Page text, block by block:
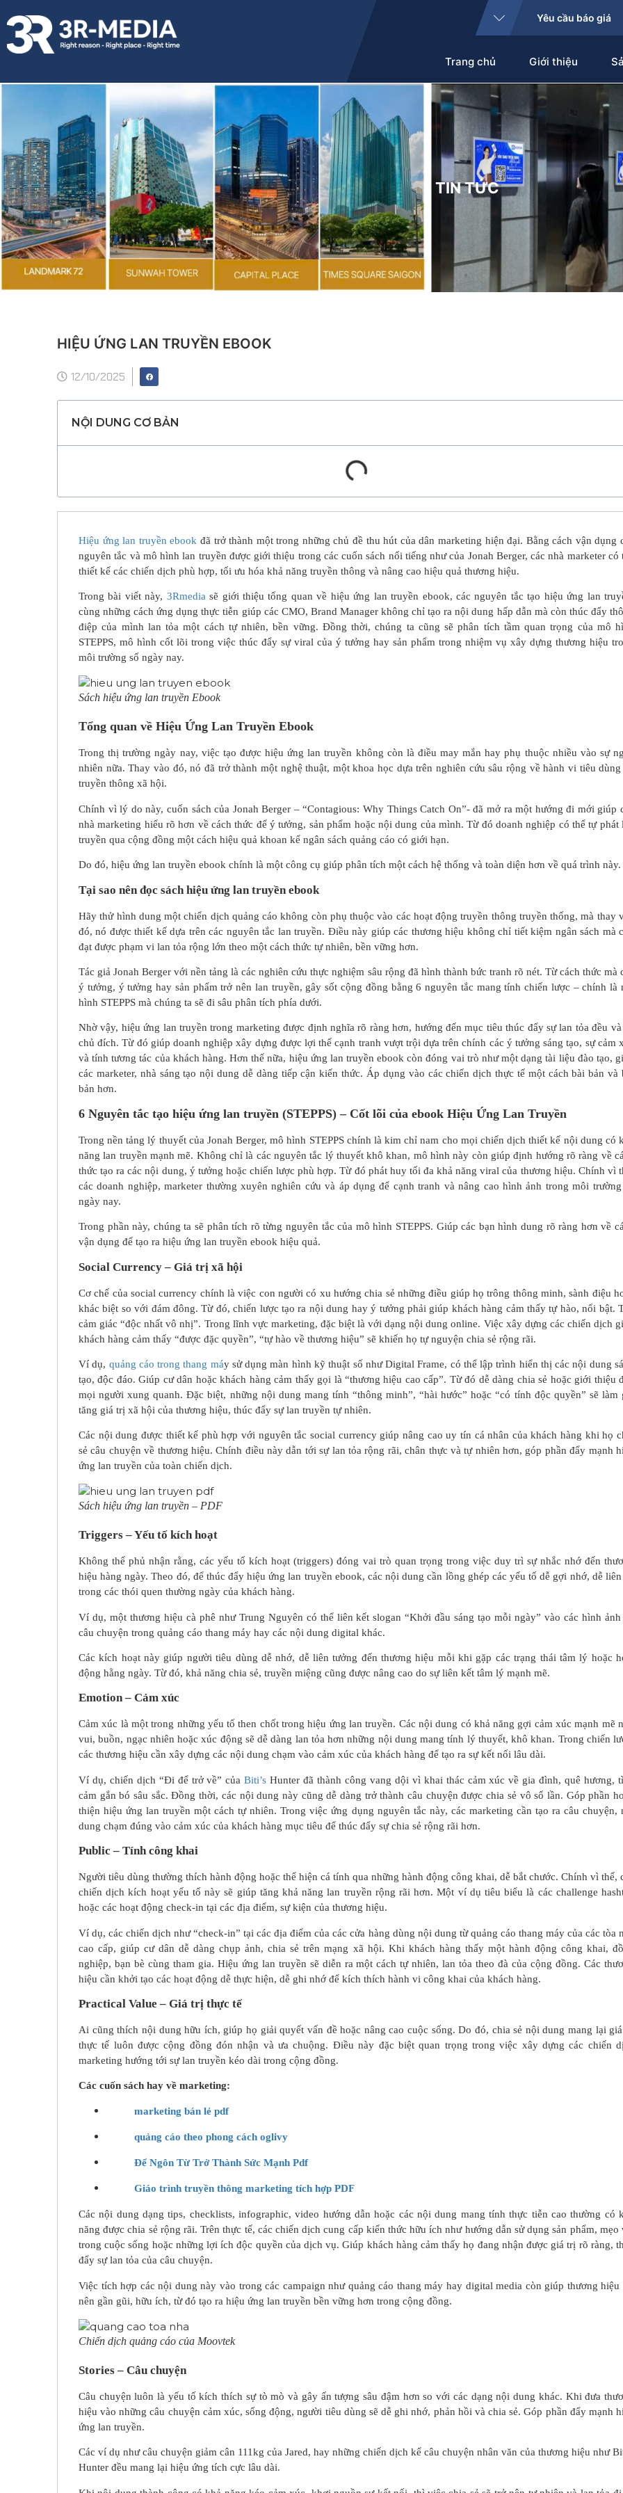
Yêu cầu báo giá
Trang chủ Giới thiệu
TIN TỨC
HIỆU ỨNG LAN TRUYỀN EBOOK
12/10/2025
NỘI DUNG CƠ BẢN
Hiệu ứng lan truyền ebook đã trở thành một trong những chủ đề thu hút của dân marketing hiện đại. Bằng cách vận dụng
nguyên tắc và mô hình lan truyền được giới thiệu trong các cuốn sách nổi tiếng như của Jonah Berger, các nhà marketer có
thiết kế các chiến dịch phù hợp, tối ưu hóa khả năng truyền thông và nâng cao hiệu quả thương hiệu.
Trong bài viết này, 3Rmediasẽ giới thiệu tổng quan về hiệu ứng lan truyền ebook, các nguyên tắc tạo hiệu ứng lan
cùng những cách ứng dụng thực tiễn giúp các CMO, Brand Manager không chỉ tạo ra nội dung hấp dẫn mà còn thúc đẩy
điệp của mình lan tỏa một cách tự nhiên, bền vững. Đồng thời, chúng ta cũng sẽ phân tích tầm quan trọng của mô
STEPPS, mô hình cốt lõi trong việc thúc đẩy sự viral của ý tưởng hay sản phẩm trong nhiệm vụ xây dựng thương hiệu
môi trường số ngày nay.
Sách hiệu ứng lan truyền Ebook
Tổng quan về Hiệu Ứng Lan Truyền Ebook
Trong thị trường ngày nay, việc tạo được hiệu ứng lan truyền không còn là điều may mắn hay phụ thuộc nhiều vào sự
nhiên nữa. Thay vào đó, nó đã trở thành một nghệ thuật, một khoa học dựa trên nghiên cứu sâu rộng về hành vi tiêu
truyền thông xã hội.
Chính vì lý do này, cuốn sách của Jonah Berger – “Contagious: Why Things Catch On”- đã mở ra một hướng đi mới giúp
nhà marketing hiểu rõ hơn về cách thức để ý tưởng, sản phẩm hoặc nội dung của mình. Từ đó doanh nghiệp có thể tự phát
truyền qua cộng đồng một cách hiệu quả khoan kể ngân sách quảng cáo có giới hạn.
Do đó, hiệu ứng lan truyền ebook chính là một công cụ giúp phân tích một cách hệ thống và toàn diện hơn về quá trình này.
Tại sao nên đọc sách hiệu ứng lan truyền ebook
Hãy thử hình dung một chiến dịch quảng cáo không còn phụ thuộc vào các hoạt động truyền thông truyền thống, mà thay
đó, nó được thiết kế dựa trên các nguyên tắc lan truyền. Điều này giúp các thương hiệu không chỉ tiết kiệm ngân sách mà
đạt được phạm vi lan tỏa rộng lớn theo một cách thức tự nhiên, bền vững hơn.
Tác giả Jonah Berger với nền tảng là các nghiên cứu thực nghiệm sâu rộng đã hình thành bức tranh rõ nét. Từ cách thức mà
ý tưởng, ý tưởng hay sản phẩm trở nên lan truyền, gây sốt cộng đồng bằng 6 nguyên tắc mang tính chiến lược – chính là
hình STEPPS mà chúng ta sẽ đi sâu phân tích phía dưới.
Nhờ vậy, hiệu ứng lan truyền trong marketing được định nghĩa rõ ràng hơn, hướng đến mục tiêu thúc đẩy sự lan tỏa đều và
chủ đích. Từ đó giúp doanh nghiệp xây dựng được lợi thế cạnh tranh vượt trội dựa trên chính các ý tưởng sáng tạo, sự cảm
và tính tương tác của khách hàng. Hơn thế nữa, hiệu ứng lan truyền ebook còn đóng vai trò như một dạng tài liệu đào tạo,
các marketer, nhà sáng tạo nội dung dễ dàng tiếp cận kiến thức. Áp dụng vào các chiến dịch thực tế một cách bài bản và
bản hơn.
6 Nguyên tắc tạo hiệu ứng lan truyền (STEPPS) – Cốt lõi của ebook Hiệu Ứng Lan Truyền
Trong nền tảng lý thuyết của Jonah Berger, mô hình STEPPS chính là kim chỉ nam cho mọi chiến dịch thiết kế nội dung có
năng lan truyền mạnh mẽ. Không chỉ là các nguyên tắc lý thuyết khô khan, mô hình này còn giúp định hướng rõ ràng về
thức tạo ra các nội dung, ý tưởng hoặc chiến lược phù hợp. Từ đó phát huy tối đa khả năng viral của thương hiệu. Chính vì
các doanh nghiệp, marketer thường xuyên nghiên cứu và áp dụng để cạnh tranh và nâng cao hình ảnh trong môi trường
ngày nay.
Trong phần này, chúng ta sẽ phân tích rõ từng nguyên tắc của mô hình STEPPS. Giúp các bạn hình dung rõ ràng hơn về
vận dụng để tạo ra hiệu ứng lan truyền ebook hiệu quả.
Social Currency – Giá trị xã hội
Cơ chế của social currency chính là việc con người có xu hướng chia sẻ những điều giúp họ trông thông minh, sành điệu
khác biệt so với đám đông. Từ đó, chiến lược tạo ra nội dung hay ý tưởng phải giúp khách hàng cảm thấy tự hào, nổi bật.
cảm giác “độc nhất vô nhị”. Trong lĩnh vực marketing, đặc biệt là với dạng nội dung online. Việc xây dựng các chiến dịch
khách hàng cảm thấy “được đặc quyền”, “tự hào về thương hiệu” sẽ khiến họ tự nguyện chia sẻ rộng rãi.
Ví dụ, quảng cáo trong thang máy sử dụng màn hình kỹ thuật số như Digital Frame, có thể lập trình hiển thị các nội dung
tạo, độc đáo. Giúp cư dân hoặc khách hàng cảm thấy gọi là “thương hiệu cao cấp”. Từ đó dễ dàng chia sẻ hoặc giới thiệu
mọi người xung quanh. Đặc biệt, những nội dung mang tính “thông minh”, “hài hước” hoặc “có tính độc quyền” sẽ làm
tăng giá trị xã hội của thương hiệu, thúc đẩy sự lan truyền tự nhiên.
Các nội dung được thiết kế phù hợp với nguyên tắc social currency giúp nâng cao uy tín cá nhân của khách hàng khi họ
sẻ câu chuyện về thương hiệu. Chính điều này dẫn tới sự lan tỏa rộng rãi, chân thực và tự nhiên hơn, góp phần đẩy mạnh
ứng lan truyền của toàn chiến dịch.
Sách hiệu ứng lan truyền – PDF
Triggers – Yếu tố kích hoạt
Không thể phủ nhận rằng, các yếu tố kích hoạt (triggers) đóng vai trò quan trọng trong việc duy trì sự nhắc nhớ đến
hiệu hàng ngày. Theo đó, để thúc đẩy hiệu ứng lan truyền ebook, các nội dung cần lồng ghép các yếu tố dễ gợi nhớ, dễ liên
trong các thói quen thường ngày của khách hàng.
Ví dụ, một thương hiệu cà phê như Trung Nguyên có thể liên kết slogan “Khởi đầu sáng tạo mỗi ngày” vào các hình ảnh
câu chuyện trong quảng cáo thang máy hay các nội dung digital khác.
Các kích hoạt này giúp người tiêu dùng dễ nhớ, dễ liên tưởng đến thương hiệu mỗi khi gặp các trạng thái tâm lý hoặc
động hằng ngày. Từ đó, khả năng chia sẻ, truyền miệng cũng được nâng cao do sự liên kết tâm lý mạnh mẽ.
Emotion – Cảm xúc
Cảm xúc là một trong những yếu tố then chốt trong hiệu ứng lan truyền. Các nội dung có khả năng gợi cảm xúc mạnh mẽ
vui, buồn, ngạc nhiên hoặc xúc động sẽ dễ dàng lan tỏa hơn những nội dung mang tính lý thuyết, khô khan. Trong chiến
các thương hiệu cần xây dựng các nội dung chạm vào cảm xúc của khách hàng để tạo ra sự kết nối lâu dài.
Ví dụ, chiến dịch “Đi để trở về” củaBiti’s Hunter đã thành công vang dội vì khai thác cảm xúc về gia đình, quê hương,
cảm gắn bó sâu sắc. Đồng thời, các nội dung này cũng dễ dàng trở thành câu chuyện được chia sẻ vô số lần. Góp phần
thiện hiệu ứng lan truyền một cách tự nhiên. Trong việc ứng dụng nguyên tắc này, các marketing cần tạo ra câu chuyện,
dung chạm đúng vào cảm xúc của khách hàng mục tiêu để thúc đẩy sự chia sẻ rộng rãi hơn.
Public – Tính công khai
Người tiêu dùng thường thích hành động hoặc thể hiện cá tính qua những hành động công khai, dễ bắt chước. Chính vì thế,
chiến dịch kích hoạt yếu tố này sẽ giúp tăng khả năng lan truyền rộng rãi hơn. Một ví dụ tiêu biểu là các challenge
hoặc các hoạt động check-in tại các địa điểm, sự kiện của thương hiệu.
Ví dụ, các chiến dịch như “check-in” tại các địa điểm của các cửa hàng dùng nội dung từ quảng cáo thang máy của các tòa
cao cấp, giúp cư dân dễ dàng chụp ảnh, chia sẻ trên mạng xã hội. Khi khách hàng thấy một hành động công khai,
nghiệp, bạn bè cùng tham gia. Hiệu ứng lan truyền sẽ diễn ra một cách tự nhiên, lan tỏa theo đà của cộng đồng. Các
hiệu cần khởi tạo các hoạt động dễ thực hiện, dễ ghi nhớ để kích thích hành vi công khai của khách hàng.
Practical Value – Giá trị thực tế
Ai cũng thích nội dung hữu ích, giúp họ giải quyết vấn đề hoặc nâng cao cuộc sống. Do đó, chia sẻ nội dung mang lại
thực tế luôn được cộng đồng đón nhận và ưa chuộng. Điều này đặc biệt quan trọng trong việc xây dựng các chiến
marketing hướng tới sự lan truyền kéo dài trong cộng đồng.
Các cuốn sách hay về marketing:
marketing bán lẻ pdf
quảng cáo theo phong cách oglivy
Để Ngôn Từ Trở Thành Sức Mạnh Pdf
Giáo trình truyền thông marketing tích hợp PDF
Các nội dung dạng tips, checklists, infographic, video hướng dẫn hoặc các nội dung mang tính thực tiễn cao thường có
năng được chia sẻ rộng rãi. Trên thực tế, các chiến dịch cung cấp kiến thức hữu ích như hướng dẫn sử dụng sản phẩm, mẹo
trong cuộc sống hoặc những lợi ích độc quyền của dịch vụ. Giúp khách hàng cảm thấy họ đang nhận được giá trị rõ ràng,
đẩy sự lan tỏa của câu chuyện.
Việc tích hợp các nội dung này vào trong các campaign như quảng cáo thang máy hay digital media còn giúp thương hiệu
nên gần gũi, hữu ích, từ đó tạo ra hiệu ứng lan truyền bền vững hơn trong cộng đồng.
Chiến dịch quảng cáo của Moovtek
Stories – Câu chuyện
Câu chuyện luôn là yếu tố kích thích sự tò mò và gây ấn tượng sâu đậm hơn so với các dạng nội dung khác. Khi đưa
hiệu vào những câu chuyện cảm xúc, sống động, người tiêu dùng sẽ dễ ghi nhớ, phản hồi và chia sẻ. Góp phần đẩy mạnh
ứng lan truyền.
Các ví dụ như câu chuyện giảm cân 111kg của Jared, hay những chiến dịch kể câu chuyện nhân văn của thương hiệu như
Hunter đều mang lại hiệu ứng tích cực lâu dài.